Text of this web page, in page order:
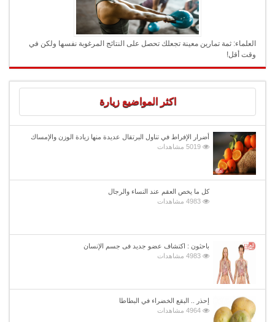
العلماء: ثمة تمارين معينة تجعلك تحصل على النتائج المرغوبة نفسها ولكن في
وقت أقل!
اكثر المواضيع زيارة
أضرار الإفراط في تناول البرتقال عديدة منها زيادة الوزن والإمساك
5019 مشاهدات
كل ما يخص العقم عند النساء والرجال
4983 مشاهدات
باحثون : اكتشاف عضو جديد فى جسم الإنسان
4983 مشاهدات
إحذر .. البقع الخضراء في البطاطا
4964 مشاهدات